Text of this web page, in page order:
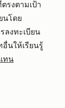
รงตามเป้า
นโดย
ลงทะเบียน
อื่นให้เรียนรู้
ทน